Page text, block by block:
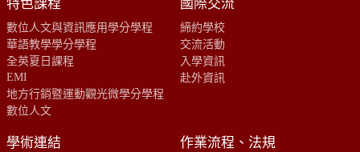
特色課程
數位人文與資訊應用學分學程
華語教學學分學程
全英夏日課程
EMI
地方行銷暨運動觀光微學分學程
數位人文
國際交流
締約學校
交流活動
入學資訊
赴外資訊
學術連結 作業流程、法規